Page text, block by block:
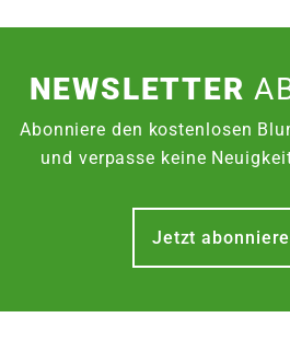
NEWSLETTER
Abonniere den kostenlosen
und verpasse keine
Jetzt